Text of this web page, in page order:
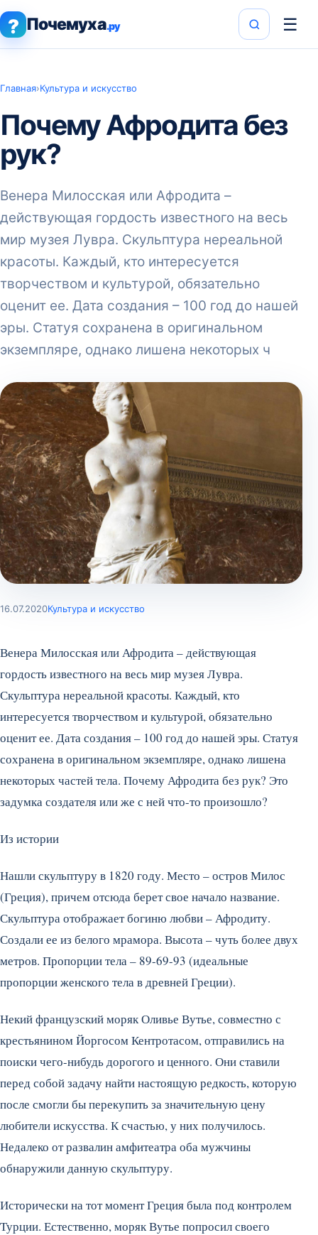
? Почемуха.ру ☰
Главная›Культура и искусство
Почему Афродита без
рук?
Венера Милосская или Афродита –
действующая гордость известного на весь
мир музея Лувра. Скульптура нереальной
красоты. Каждый, кто интересуется
творчеством и культурой, обязательно
оценит ее. Дата создания – 100 год до нашей
эры. Статуя сохранена в оригинальном
экземпляре, однако лишена некоторых ч
16.07.2020Культура и искусство
Венера Милосская или Афродита – действующая
гордость известного на весь мир музея Лувра.
Скульптура нереальной красоты. Каждый, кто
интересуется творчеством и культурой, обязательно
оценит ее. Дата создания – 100 год до нашей эры. Статуя
сохранена в оригинальном экземпляре, однако лишена
некоторых частей тела. Почему Афродита без рук? Это
задумка создателя или же с ней что-то произошло?
Из истории
Нашли скульптуру в 1820 году. Место – остров Милос
(Греция), причем отсюда берет свое начало название.
Скульптура отображает богиню любви – Афродиту.
Создали ее из белого мрамора. Высота – чуть более двух
метров. Пропорции тела – 89-69-93 (идеальные
пропорции женского тела в древней Греции).
Некий французский моряк Оливье Вутье, совместно с
крестьянином Йоргосом Кентротасом, отправились на
поиски чего-нибудь дорогого и ценного. Они ставили
перед собой задачу найти настоящую редкость, которую
после смогли бы перекупить за значительную цену
любители искусства. К счастью, у них получилось.
Недалеко от развалин амфитеатра оба мужчины
обнаружили данную скульптуру.
Исторически на тот момент Греция была под контролем
Турции. Естественно, моряк Вутье попросил своего